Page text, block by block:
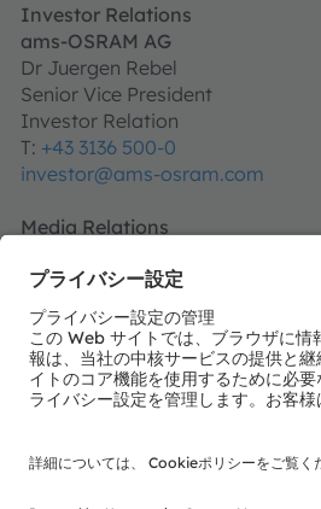
Investor Relations
ams-OSRAM AG
Dr Juergen Rebel
Senior Vice President
Investor Relation
T: +43 3136 500-0
investor@ams-osram.com
Media Relations
Bernd Hops
Senior Vice President
Corporate Communications
T:+43 3136 500-0
press@ams-osram.com